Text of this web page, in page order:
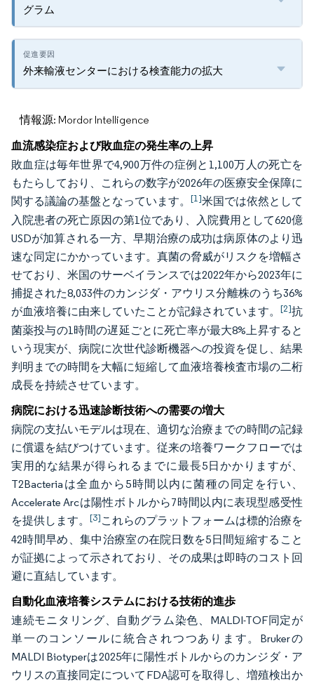
グラム
外来輸液センターにおける検査能力の拡大
情報源: Mordor Intelligence
血流感染症および敗血症の発生率の上昇
敗血症は毎年世界で4,900万件の症例と1,100万人の死亡を
もたらしており、これらの数字が2026年の医療安全保障に
関する議論の基盤となっています。 [1]米国では依然として
入院患者の死亡原因の第1位であり、入院費用として620億
USDが加算される一方、早期治療の成功は病原体のより迅
速な同定にかかっています。真菌の脅威がリスクを増幅さ
せており、米国のサーベイランスでは2022年から2023年に
捕捉された8,033件のカンジダ・アウリス分離株のうち36%
が血液培養に由来していたことが記録されています。 [2]抗
菌薬投与の1時間の遅延ごとに死亡率が最大8%上昇すると
いう現実が、病院に次世代診断機器への投資を促し、結果
判明までの時間を大幅に短縮して血液培養検査市場の二桁
成長を持続させています。
病院における迅速診断技術への需要の増大
病院の支払いモデルは現在、適切な治療までの時間の記録
に償還を結びつけています。従来の培養ワークフローでは
実用的な結果が得られるまでに最長5日かかりますが、
T2Bacteriaは全血から5時間以内に菌種の同定を行い、
Accelerate Arcは陽性ボトルから7時間以内に表現型感受性
を提供します。 [3]これらのプラットフォームは標的治療を
42時間早め、集中治療室の在院日数を5日間短縮すること
が証拠によって示されており、その成果は即時のコスト回
避に直結しています。
自動化血液培養システムにおける技術的進歩
連続モニタリング、自動グラム染色、MALDI-TOF同定が
単一のコンソールに統合されつつあります。Brukerの
MALDI Biotyperは2025年に陽性ボトルからのカンジダ・ア
ウリスの直接同定についてFDA認可を取得し、増殖検出か